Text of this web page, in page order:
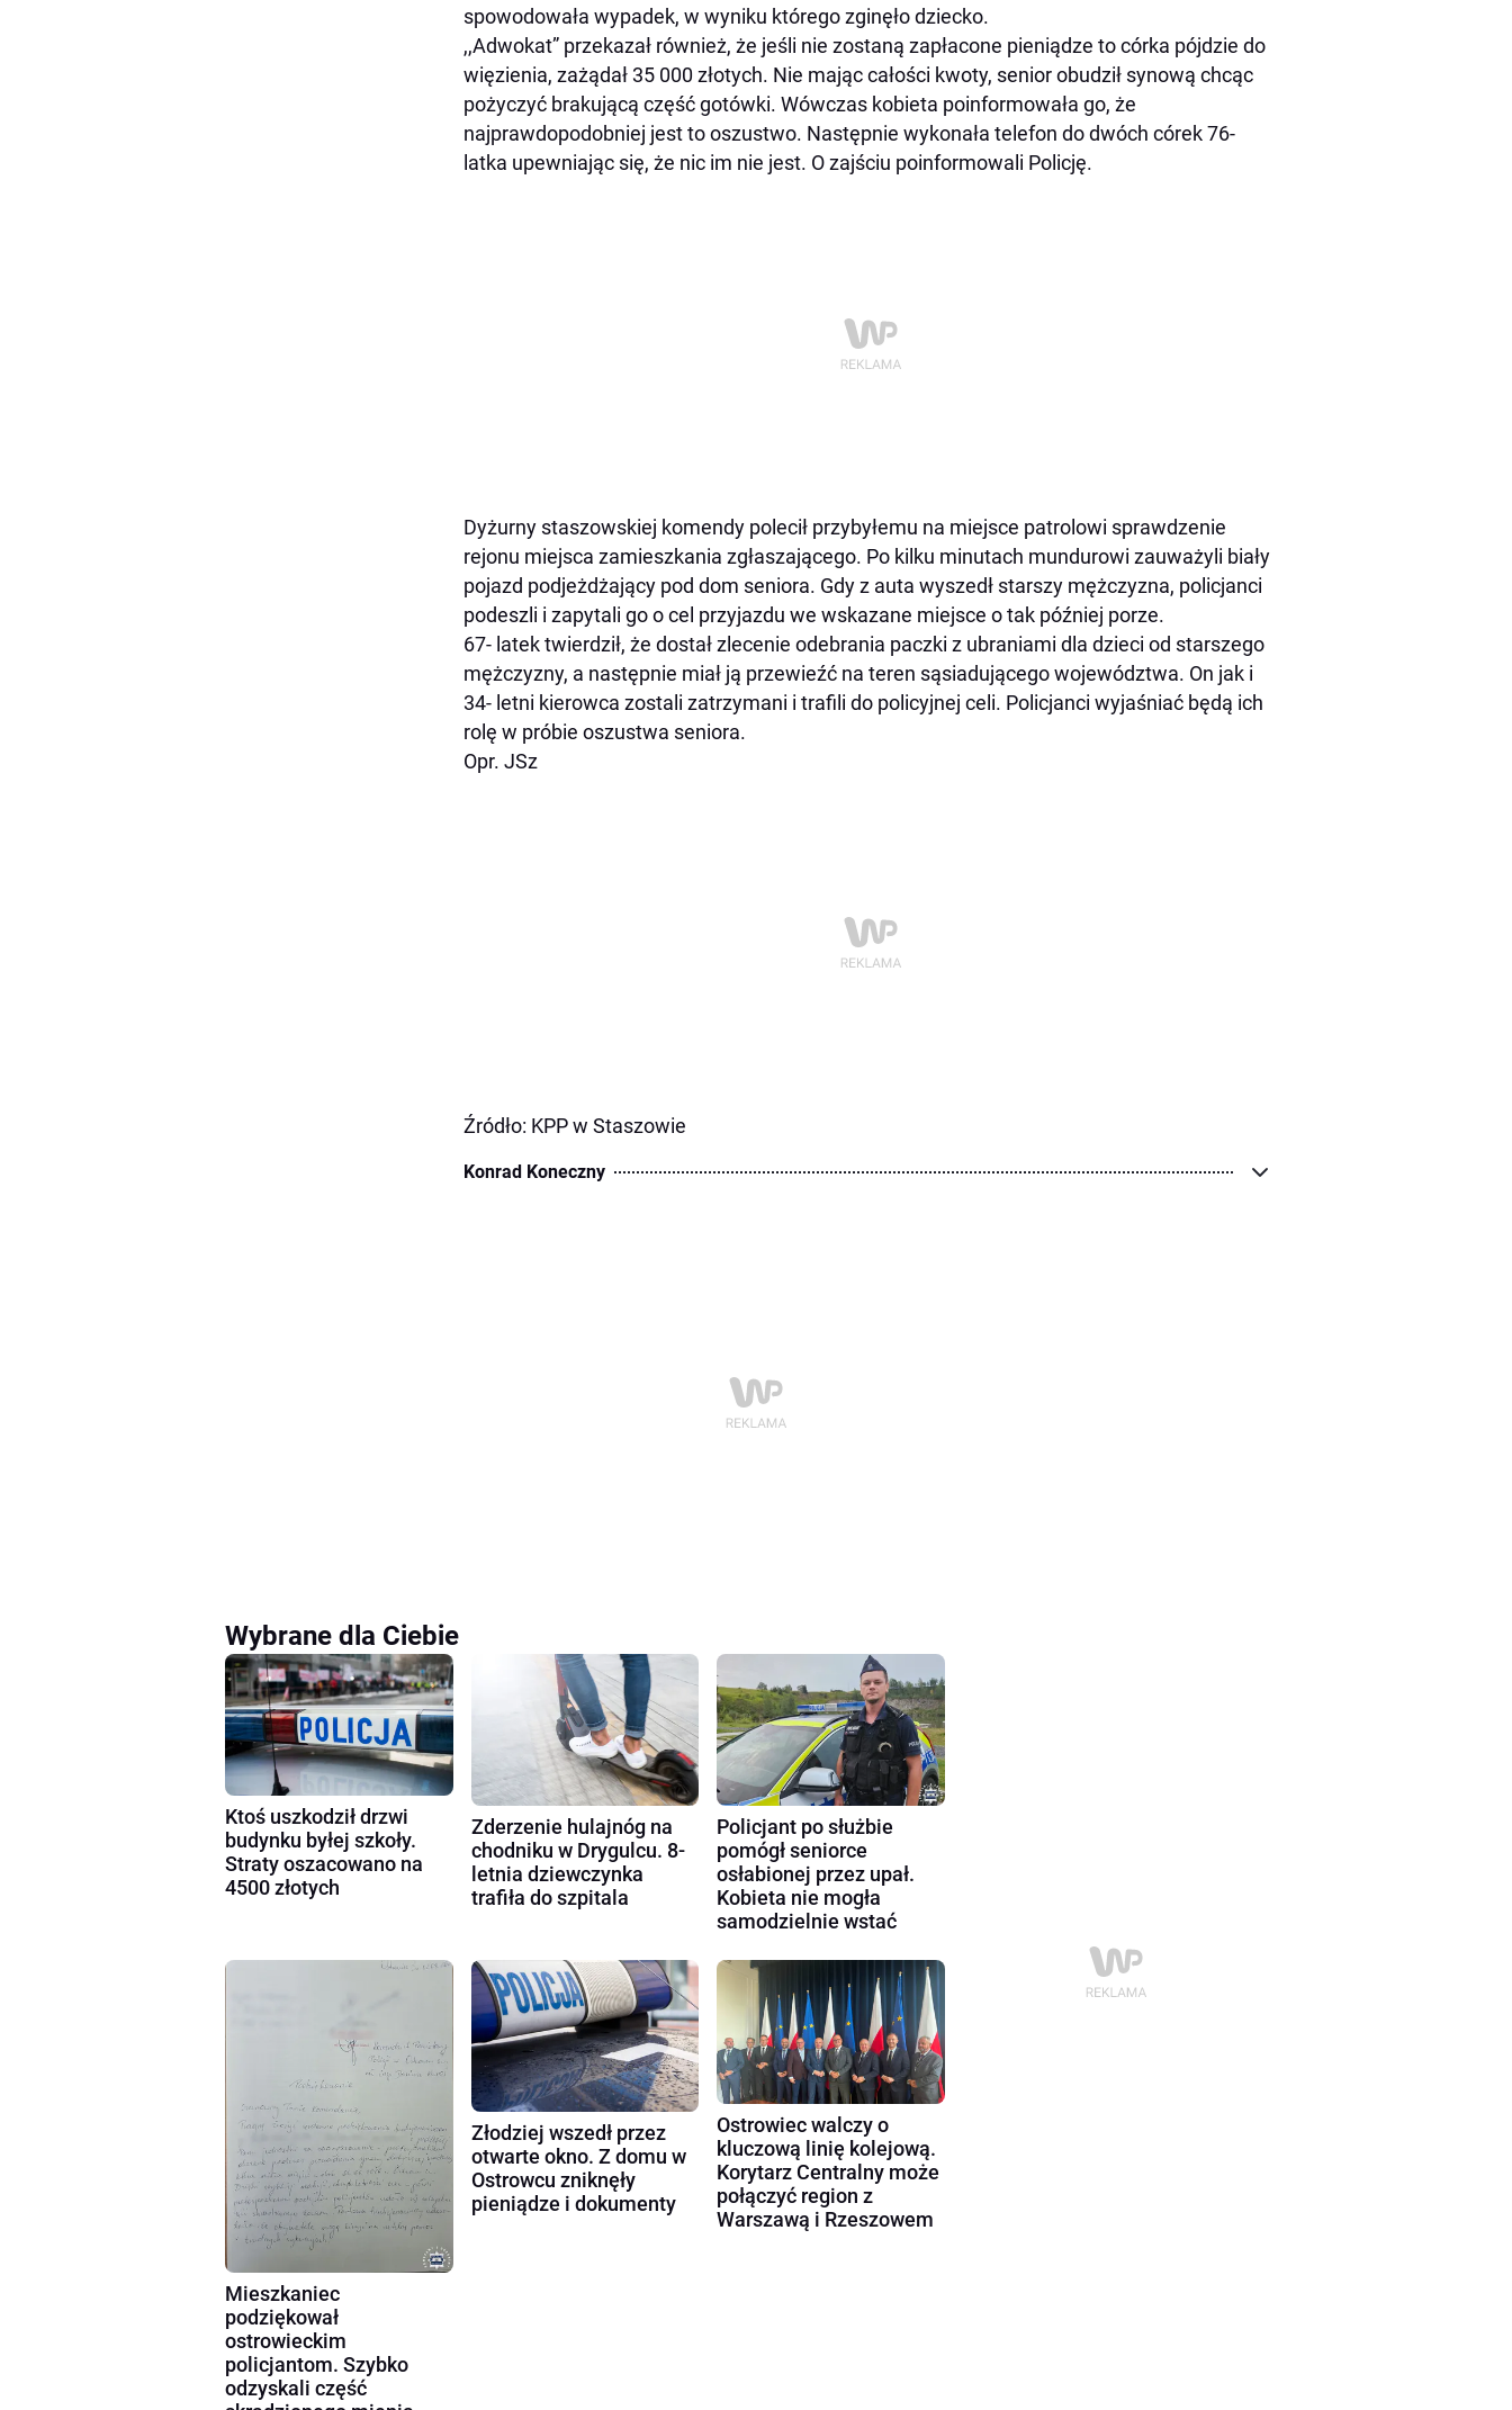
spowodowała wypadek, w wyniku którego zginęło dziecko.
,,Adwokat” przekazał również, że jeśli nie zostaną zapłacone pieniądze to córka pójdzie do
więzienia, zażądał 35 000 złotych. Nie mając całości kwoty, senior obudził synową chcąc
pożyczyć brakującą część gotówki. Wówczas kobieta poinformowała go, że
najprawdopodobniej jest to oszustwo. Następnie wykonała telefon do dwóch córek 76-
latka upewniając się, że nic im nie jest. O zajściu poinformowali Policję.
Dyżurny staszowskiej komendy polecił przybyłemu na miejsce patrolowi sprawdzenie
rejonu miejsca zamieszkania zgłaszającego. Po kilku minutach mundurowi zauważyli biały
pojazd podjeżdżający pod dom seniora. Gdy z auta wyszedł starszy mężczyzna, policjanci
podeszli i zapytali go o cel przyjazdu we wskazane miejsce o tak później porze.
67- latek twierdził, że dostał zlecenie odebrania paczki z ubraniami dla dzieci od starszego
mężczyzny, a następnie miał ją przewieźć na teren sąsiadującego województwa. On jak i
34- letni kierowca zostali zatrzymani i trafili do policyjnej celi. Policjanci wyjaśniać będą ich
rolę w próbie oszustwa seniora.
Opr. JSz
Źródło: KPP w Staszowie
Konrad Koneczny
Wybrane dla Ciebie
Ktoś uszkodził drzwi
budynku byłej szkoły.
Straty oszacowano na
4500 złotych
Zderzenie hulajnóg na
chodniku w Drygulcu. 8-
letnia dziewczynka
trafiła do szpitala
Policjant po służbie
pomógł seniorce
osłabionej przez upał.
Kobieta nie mogła
samodzielnie wstać
Mieszkaniec
podziękował
ostrowieckim
policjantom. Szybko
odzyskali część
Złodziej wszedł przez
otwarte okno. Z domu w
Ostrowcu zniknęły
pieniądze i dokumenty
Ostrowiec walczy o
kluczową linię kolejową.
Korytarz Centralny może
połączyć region z
Warszawą i Rzeszowem